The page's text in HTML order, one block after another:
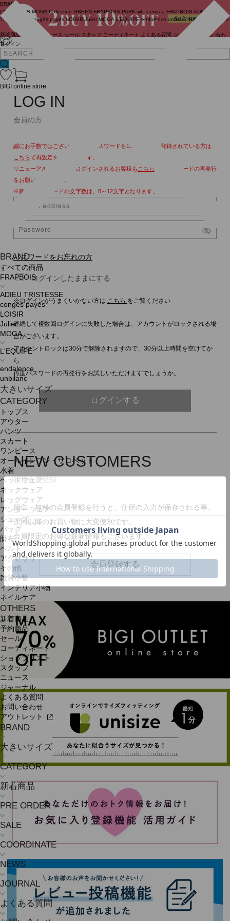
ログイン
BRAND
COUTURIER MOGA Collection GREEN FRAPBOIS PARK wb feerique FRAPBOIS ADIEU
TRISTESSE
congés payés LOISIR Julier MOGA L'EQUIPE endalence unbilanc BIGI online store
新着商品 ニュース セール スタッフ コーディネート よくある質問 ジャーナル
お問い合わ
せ
BRAND
すべての商品
FRAPBOIS
ADIEU TRISTESSE
congés payés
LOISIR
Julier
MOGA
L'EQUIPE
endalence
unbilanc
大きいサイズ
CATEGORY
トップス
アウター
パンツ
スカート
ワンピース
オールインワン・サロペット
水着
ヘッドウェア
ネックウェア
レッグウェア
アンダーウェア
シューズ
バッグ
財布
ベルト
アクセサリ
その他
雑貨小物
インテリア小物
ネイルケア
OTHERS
新着商品
予約商品
セール
コーディネート
ショップリスト
スタッフ
ニュース
ジャーナル
よくある質問
お問い合わせ
アウトレット
BRAND
大きいサイズ
CATEGORY
新着商品
PRE ORDER
SALE
COORDINATE
NEWS
JOURNAL
よくある質問
BIGI online store
LOG IN
会員の方
誠にお手数ではございますが、パスワードを13文字以上で登録されている方は
こちらで再設定をお願いします。
リニューアル後、初めてログインされるお客様も こちら
よりパスワードの再発行
をお願いいたします。
※新しいパスワードの文字数は、8～12文字となります。
パスワードをお忘れの方
ログインしたままにする
※ログインがうまくいかない方は こちら をご覧ください
連続して複数回ログインに失敗した場合は、アカウントがロックされる場
合がございます。
アカウントロックは30分で解除されますので、30分以上時間を空けてか
ら
再度パスワードの再発行をお試しいただけますでしょうか。
ログインする
NEW CUSTOMERS
新規会員登録
簡単・無料の会員登録を行うと、住所の入力が保存される等、
次回以降のお買い物に大変便利です。
会員限定のお得な最新情報もございます。
会員登録する